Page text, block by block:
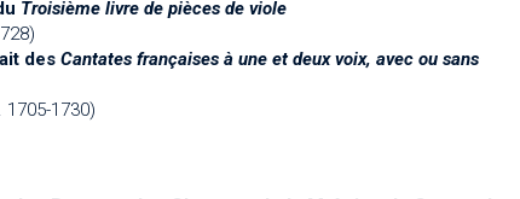
Troisième livre de pièces de viole
desCantates françaises à une et deux voix, avec ou sans
. 1705-1730)